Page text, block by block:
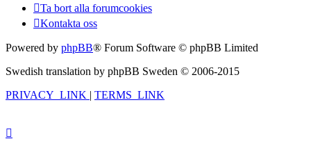
Ta bort alla forumcookies
Kontakta oss
Powered by phpBB® Forum Software © phpBB Limited
Swedish translation by phpBB Sweden © 2006-2015
PRIVACY_LINK | TERMS_LINK